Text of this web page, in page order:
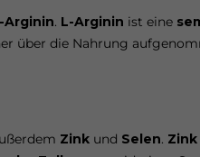
Arginin. L-Arginin ist eine
über die Nahrung
Zink und Selen. Zink